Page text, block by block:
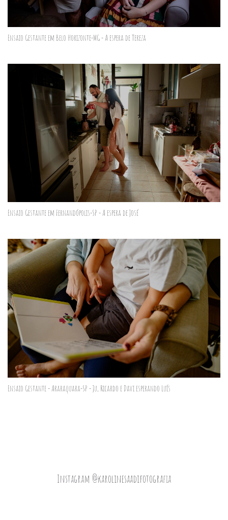
Ensaio Gestante em Belo Horizonte-MG - A espera de Tereza
Ensaio Gestante em Fernandópolis-SP - A espera de José
Ensaio Gestante - Araraquara-SP - Ju, Ricardo e Davi esperando Luís
Instagram @karolinesaadifotografia